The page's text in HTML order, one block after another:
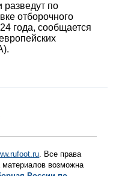
по
отборочного
года, сообщается
. Все права
материалов возможна